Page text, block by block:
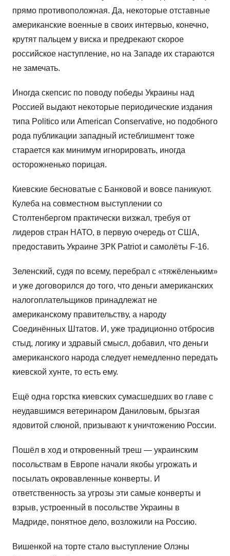
прямо противоположная. Да, некоторые отставные
американские военные в своих интервью, конечно,
крутят пальцем у виска и предрекают скорое
российское наступление, но на Западе их стараются
не замечать.
Иногда скепсис по поводу победы Украины над
Россией выдают некоторые периодические издания
типа Politico или American Conservative, но подобного
рода публикации западный истеблишмент тоже
старается как минимум игнорировать, иногда
осторожненько порицая.
Киевские бесноватые с Банковой и вовсе паникуют.
Кулеба на совместном выступлении со
Столтенбергом практически визжал, требуя от
лидеров стран НАТО, в первую очередь от США,
предоставить Украине ЗРК Patriot и самолёты F-16.
Зеленский, судя по всему, перебрал с «тяжёленьким»
и уже договорился до того, что деньги американских
налогоплательщиков принадлежат не
американскому правительству, а народу
Соединённых Штатов. И, уже традиционно отбросив
стыд, логику и здравый смысл, добавил, что деньги
американского народа следует немедленно передать
киевской хунте, то есть ему.
Ещё одна горстка киевских сумасшедших во главе с
неудавшимся ветеринаром Даниловым, брызгая
ядовитой слюной, призывают к уничтожению России.
Пошёл в ход и откровенный треш — украинским
посольствам в Европе начали якобы угрожать и
посылать окровавленные конверты. И
ответственность за угрозы эти самые конверты и
взрыв, устроенный в посольстве Украины в
Мадриде, понятное дело, возложили на Россию.
Вишенкой на торте стало выступление Олэны